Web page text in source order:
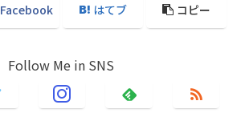
Facebook はてブ コピー
Follow Me in SNS